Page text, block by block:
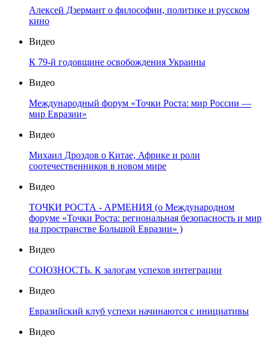
Алексей Дзермант о философии, политике и русском
кино
Видео
К 79-й годовщине освобождения Украины
Видео
Международный форум «Точки Роста: мир России —
мир Евразии»
Видео
Михаил Дроздов о Китае, Африке и роли
соотечественников в новом мире
Видео
ТОЧКИ РОСТА - АРМЕНИЯ (о Международном
форуме «Точки Роста: региональная безопасность и мир
на пространстве Большой Евразии» )
Видео
СОЮЗНОСТЬ. К залогам успехов интеграции
Видео
Евразийский клуб успехи начинаются с инициативы
Видео